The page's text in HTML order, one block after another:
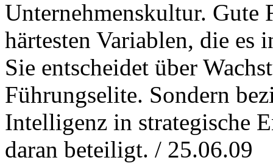
Unternehmenskultur.
härtesten Variablen, die es
Sie entscheidet über
Führungselite. Sondern
Intelligenz in strategische
daran beteiligt. / 25.06.09